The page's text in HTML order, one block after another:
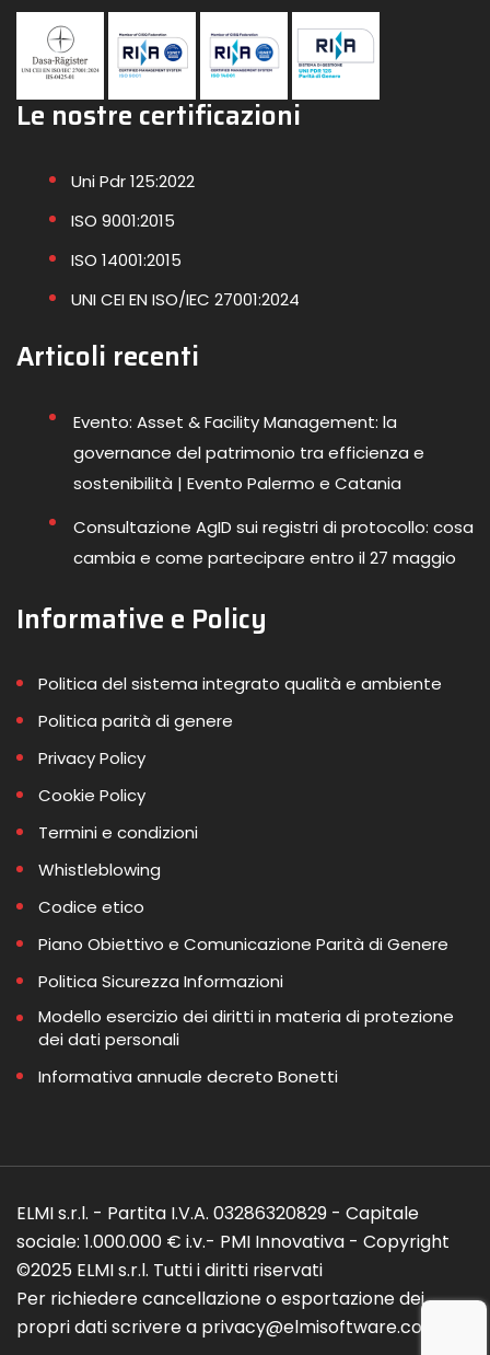
Le nostre certificazioni
Uni Pdr 125:2022
ISO 9001:2015
ISO 14001:2015
UNI CEI EN ISO/IEC 27001:2024
Articoli recenti
Evento: Asset & Facility Management: la
governance del patrimonio tra efficienza e
sostenibilità | Evento Palermo e Catania
Consultazione AgID sui registri di protocollo: cosa
cambia e come partecipare entro il 27 maggio
Informative e Policy
Politica del sistema integrato qualità e ambiente
Politica parità di genere
Privacy Policy
Cookie Policy
Termini e condizioni
Whistleblowing
Codice etico
Piano Obiettivo e Comunicazione Parità di Genere
Politica Sicurezza Informazioni
Modello esercizio dei diritti in materia di protezione
dei dati personali
Informativa annuale decreto Bonetti
ELMI s.r.l. - Partita I.V.A. 03286320829 - Capitale
sociale: 1.000.000 € i.v.- PMI Innovativa - Copyright
©2025 ELMI s.r.l. Tutti i diritti riservati
Per richiedere cancellazione o esportazione dei
propri dati scrivere a privacy@elmisoftware.com